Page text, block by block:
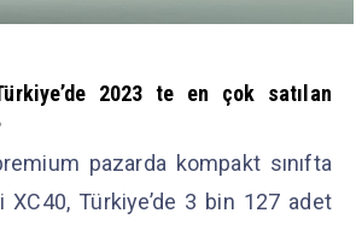
2023 te en çok satılan
pazarda kompakt sınıfta
XC40, Türkiye’de 3 bin 127 adet